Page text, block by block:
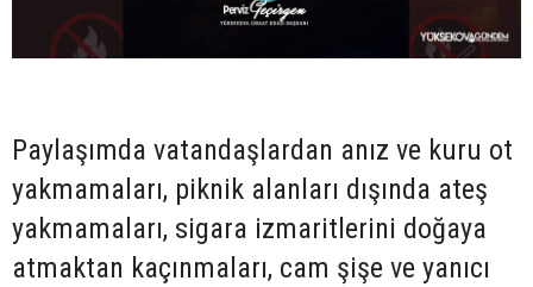
Paylaşımda vatandaşlardan anız ve kuru ot
yakmamaları, piknik alanları dışında ateş
yakmamaları, sigara izmaritlerini doğaya
atmaktan kaçınmaları, cam şişe ve yanıcı